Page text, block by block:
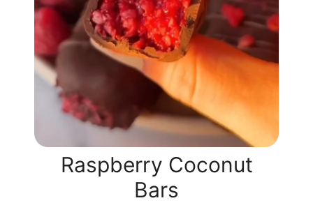
Raspberry Coconut
Bars